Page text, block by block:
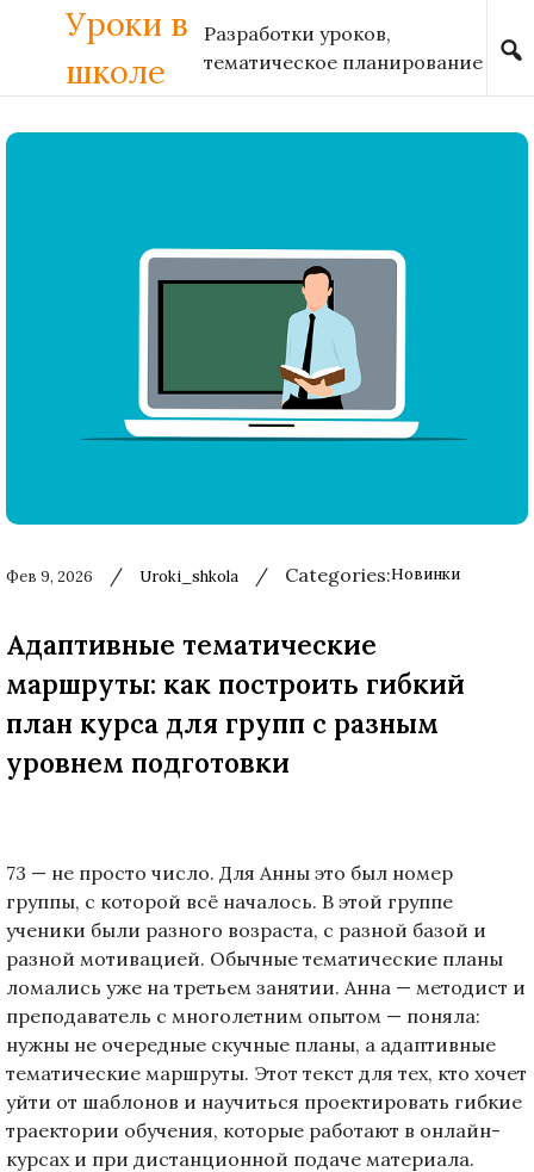
Skip to content
Уроки в
школе
Разработки уроков,
тематическое планирование
Фев 9, 2026 / Uroki_shkola / Categories:
Used
category
Новинки
Адаптивные тематические
маршруты: как построить гибкий
план курса для групп с разным
уровнем подготовки
73 — не просто число. Для Анны это был номер
группы, с которой всё началось. В этой группе
ученики были разного возраста, с разной базой и
разной мотивацией. Обычные тематические планы
ломались уже на третьем занятии. Анна — методист и
преподаватель с многолетним опытом — поняла:
нужны не очередные скучные планы, а адаптивные
тематические маршруты. Этот текст для тех, кто хочет
уйти от шаблонов и научиться проектировать гибкие
траектории обучения, которые работают в онлайн-
курсах и при дистанционной подаче материала.